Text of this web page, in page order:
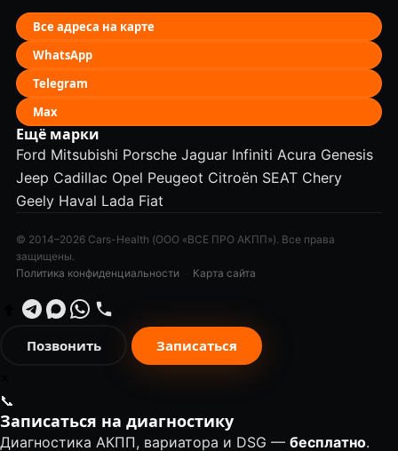
Все адреса на карте
WhatsApp
Telegram
Max
Ещё марки
Ford Mitsubishi Porsche Jaguar Infiniti Acura Genesis
Jeep Cadillac Opel Peugeot Citroën SEAT Chery
Geely Haval Lada Fiat
© 2014–2026 Cars-Health (ООО «ВСЕ ПРО АКПП»). Все права
защищены.
Политика конфиденциальности · Карта сайта
Позвонить Записаться
📞
Записаться на диагностику
Диагностика АКПП, вариатора и DSG — бесплатно.